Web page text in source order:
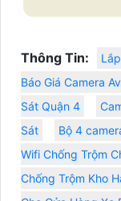
Thông Tin:
Báo Giá Camera
Sát Quận 4
Sát
Bộ 4
Wifi Chống Trộm
Chống Trộm Kho